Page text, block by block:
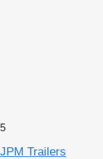
5
JPM Trailers